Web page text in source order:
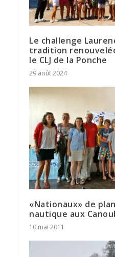
Le challenge
tradition
le CLJ de la Ponche
29 août 2024
«Nationaux» de
nautique aux
10 mai 2011